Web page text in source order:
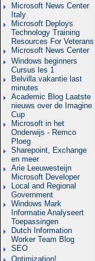
Microsoft News Center
Italy
Microsoft Deploys
Technology Training
Resources For Veterans
Microsoft News Center
Windows beginners
Cursus les 1
Belvilla vakantie last
minutes
Academic Blog Laatste
nieuws over de Imagine
Cup
Microsoft in het
Onderwijs - Remco
Ploeg
Sharepoint, Exchange
en meer
Arie Leeuwesteijn
Microsoft Developer
Local and Regional
Government
Windows Mark
Informatie Analyseert
Toepassingen
Dutch Information
Worker Team Blog
SEO
Optimization!